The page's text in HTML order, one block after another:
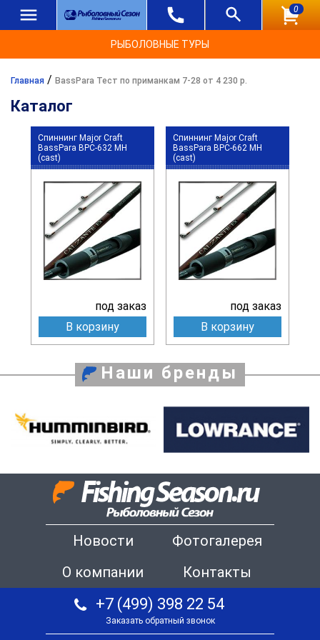
0
РЫБОЛОВНЫЕ ТУРЫ
Главная / BassPara Тест по приманкам 7-28 от 4 230 р.
Каталог
Спиннинг Major Craft
BassPara BPC-632 MH
(cast)
под заказ
В корзину
Спиннинг Major Craft
BassPara BPC-662 MH
(cast)
под заказ
В корзину
Наши бренды
Новости
Фотогалерея
О компании
Контакты
+7 (499) 398 22 54
Заказать обратный звонок